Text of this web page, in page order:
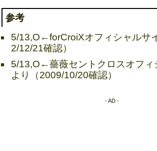
参考
5/13,O←forCroiXオフィシャルサ
2/12/21確認）
5/13,O←薔薇セントクロスオフィ
より（2009/10/20確認）
- AD -